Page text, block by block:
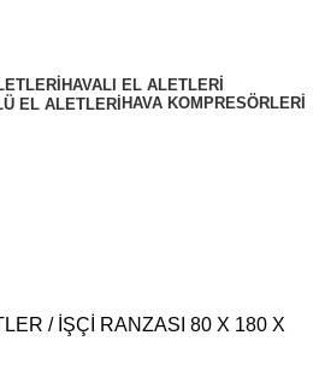
HAVALI EL ALETLERİ
EL ALETLERİ HAVA KOMPRESÖRLERİ
İŞÇİ RANZASI 80 X 180 X